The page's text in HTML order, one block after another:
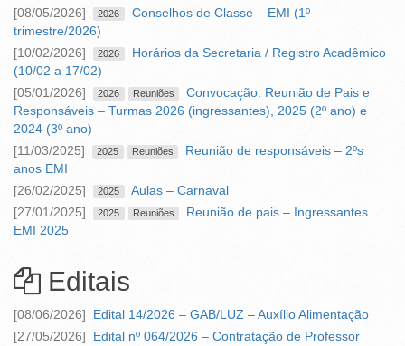
[08/05/2026]
2026
Conselhos de Classe – EMI (1º
trimestre/2026)
[10/02/2026]
2026
Horários da Secretaria / Registro Acadêmico
(10/02 a 17/02)
[05/01/2026]
2026 Reuniões
Convocação: Reunião de Pais e
Responsáveis – Turmas 2026 (ingressantes), 2025 (2º ano) e
2024 (3º ano)
[11/03/2025]
2025 Reuniões
Reunião de responsáveis – 2ºs
anos EMI
[26/02/2025]
2025
Aulas – Carnaval
[27/01/2025]
2025 Reuniões
Reunião de pais – Ingressantes
EMI 2025
Editais
[08/06/2026]
Edital 14/2026 – GAB/LUZ – Auxílio Alimentação
[27/05/2026]
Edital nº 064/2026 – Contratação de Professor